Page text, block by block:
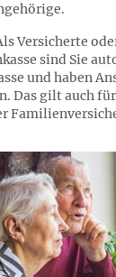
Versicherte
sind Sie
und haben
Das gilt auch